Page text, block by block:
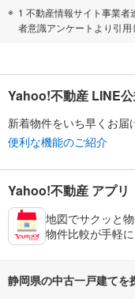
1 不動産情報サイト事業
者意識アンケートより引用
Yahoo!不動産 LINE
新着物件をいち早くお届
便利な機能のご紹介
Yahoo!不動産 アプリ
地図でサクッと
物件比較が手軽
静岡県の中古一戸建てを